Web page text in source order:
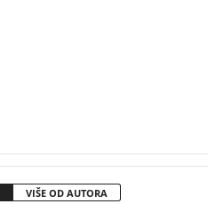
VIŠE OD AUTORA